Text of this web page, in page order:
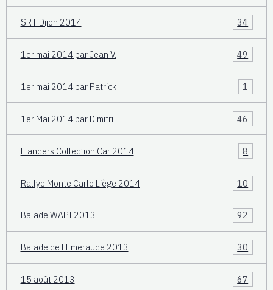
SRT Dijon 2014 34
1er mai 2014 par Jean V. 49
1er mai 2014 par Patrick 1
1er Mai 2014 par Dimitri 46
Flanders Collection Car 2014 8
Rallye Monte Carlo Liège 2014 10
Balade WAPI 2013 92
Balade de l'Emeraude 2013 30
15 août 2013 67